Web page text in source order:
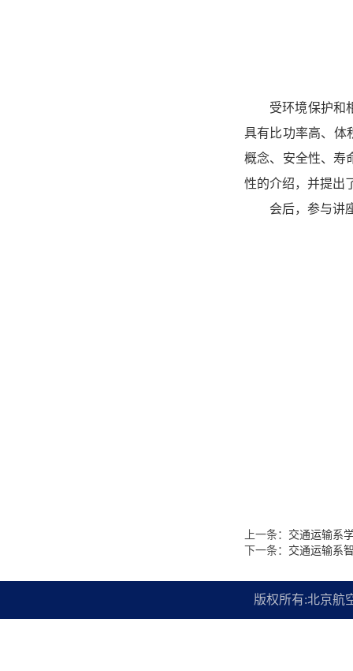
受环境保护和
具有比功率高、体
概念、安全性、寿
性的介绍，并提出
会后，参与讲
上一条： 交通运输系
下一条： 交通运输系
版权所有:北京航